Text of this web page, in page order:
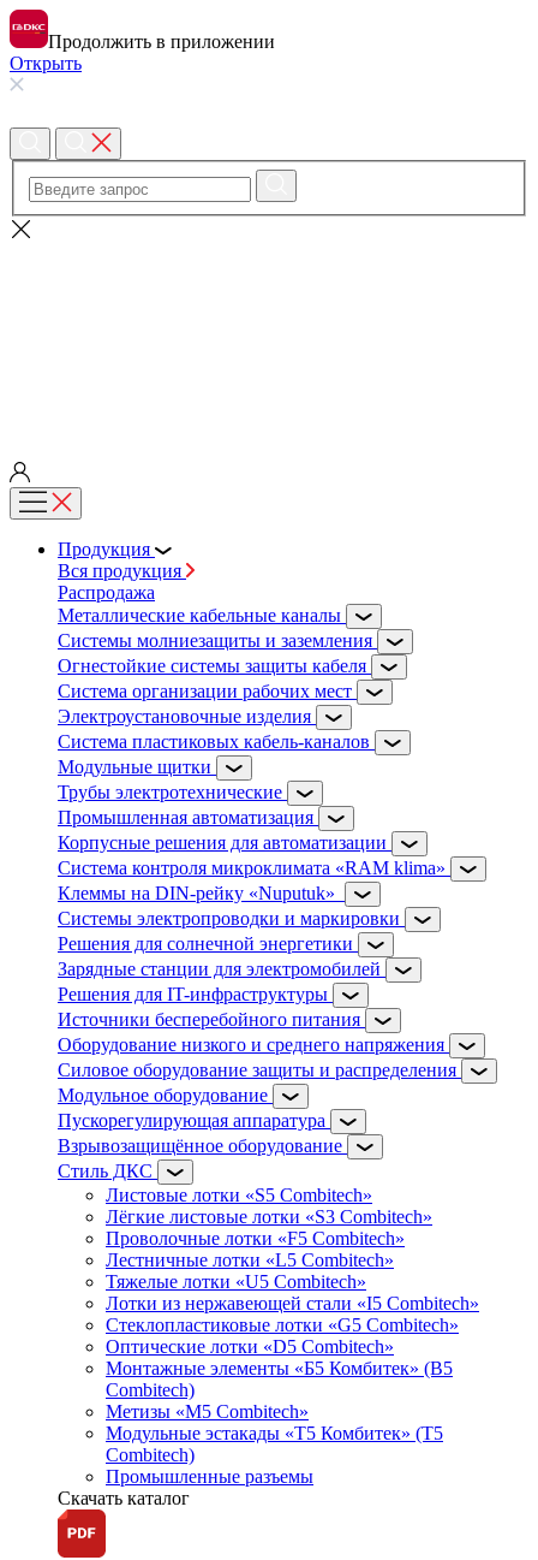
Продолжить в приложении
Открыть
Продукция
Вся продукция
Распродажа
Металлические кабельные каналы
Системы молниезащиты и заземления
Огнестойкие системы защиты кабеля
Система организации рабочих мест
Электроустановочные изделия
Система пластиковых кабель-каналов
Модульные щитки
Трубы электротехнические
Промышленная автоматизация
Корпусные решения для автоматизации
Система контроля микроклимата «RAM klima»
Клеммы на DIN-рейку «Nuputuk»
Системы электропроводки и маркировки
Решения для солнечной энергетики
Зарядные станции для электромобилей
Решения для IT-инфраструктуры
Источники бесперебойного питания
Оборудование низкого и среднего напряжения
Силовое оборудование защиты и распределения
Модульное оборудование
Пускорегулирующая аппаратура
Взрывозащищённое оборудование
Стиль ДКС
Листовые лотки «S5 Combitech»
Лёгкие листовые лотки «S3 Combitech»
Проволочные лотки «F5 Combitech»
Лестничные лотки «L5 Combitech»
Тяжелые лотки «U5 Combitech»
Лотки из нержавеющей стали «I5 Combitech»
Стеклопластиковые лотки «G5 Combitech»
Оптические лотки «D5 Combitech»
Монтажные элементы «Б5 Комбитек» (B5
Combitech)
Метизы «M5 Combitech»
Модульные эстакады «Т5 Комбитек» (T5
Combitech)
Промышленные разъемы
Скачать каталог